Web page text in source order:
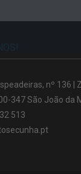
nº 136 |
347 São João da
513